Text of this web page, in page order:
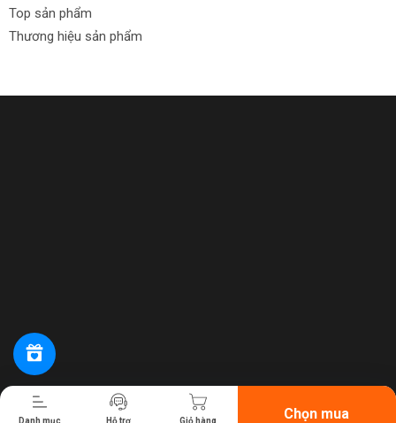
Danh mục Hỗ trợ Giỏ hàng Chọn mua
Top sản phẩm
Thương hiệu sản phẩm
Tiến hành thanh toán